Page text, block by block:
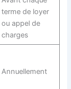
terme de loyer
ou appel de
charges
Annuellement